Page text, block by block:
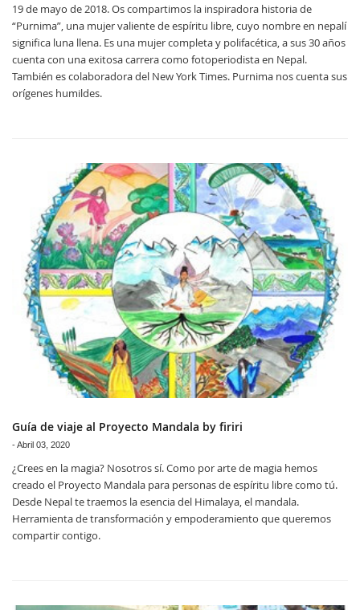
19 de mayo de 2018. Os compartimos la inspiradora historia de
“Purnima”, una mujer valiente de espíritu libre, cuyo nombre en nepalí
significa luna llena. Es una mujer completa y polifacética, a sus 30 años
cuenta con una exitosa carrera como fotoperiodista en Nepal.
También es colaboradora del New York Times. Purnima nos cuenta sus
orígenes humildes.
Guía de viaje al Proyecto Mandala by firiri
-Abril 03, 2020
¿Crees en la magia? Nosotros sí. Como por arte de magia hemos
creado el Proyecto Mandala para personas de espíritu libre como tú.
Desde Nepal te traemos la esencia del Himalaya, el mandala.
Herramienta de transformación y empoderamiento que queremos
compartir contigo.